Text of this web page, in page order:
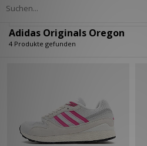
Adidas Originals Oregon
4 Produkte gefunden